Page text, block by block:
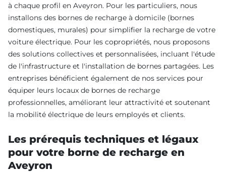
à chaque profil en Aveyron. Pour les particuliers, nous
installons des bornes de recharge à domicile (bornes
domestiques, murales) pour simplifier la recharge de votre
voiture électrique. Pour les copropriétés, nous proposons
des solutions collectives et personnalisées, incluant l'étude
de l'infrastructure et l'installation de bornes partagées. Les
entreprises bénéficient également de nos services pour
équiper leurs locaux de bornes de recharge
professionnelles, améliorant leur attractivité et soutenant
la mobilité électrique de leurs employés et clients.
Les prérequis techniques et légaux
pour votre borne de recharge en
Aveyron